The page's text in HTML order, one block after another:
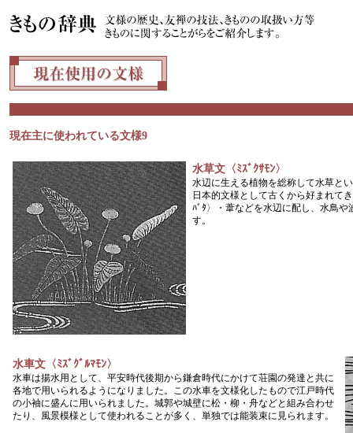
現在主に使われている文様9
水草文〈ﾐｽﾞｸｻﾓﾝ〉
水辺に生える植物を総称して水草と
日本的文様として古くから好まれて
ﾊﾞﾀ〉・葦などを水辺に配し、水鳥
す。
水車文〈ﾐｽﾞｸﾞﾙﾏﾓﾝ〉
水車は揚水用として、平安時代後期から鎌倉時代にかけて荘園の発達と共に
各地で用いられるようになりました。この水車を文様化したもので江戸時代
の小袖に盛んに用いられました。城郭や城壁に松・柳・舟などと組み合わせ
たり、風景模様として使われることが多く、単独では能装束に見られます。